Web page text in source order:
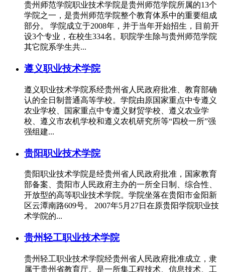
贵州师范学院职业技术学院是贵州师范学院所属的13个
学院之一，是贵州师范学院整个教育体系中的重要组成
部分。 学院成立于2008年，并于当年开始招生，目前开
设3个专业，在校生334名。职院学生除与贵州师范学院
其它院系学生共...
遵义职业技术学院
遵义职业技术学院系经贵州省人民政府批准、教育部确
认的全日制普通高等学校。学院由原国家重点中专遵义
农业学校、国家重点中专遵义财贸学校、遵义农业学
校、遵义市农机学校和遵义农机研究所等“四校一所”强
强组建...
贵阳职业技术学院
贵阳职业技术学院是经贵州省人民政府批准，国家教育
部备案、贵阳市人民政府主办的一所全日制、综合性、
开放型的高等职业技术学院。学院坐落在贵阳市金阳新
区云潭南路609号。 2007年5月27日在原贵阳学院职业技
术学院的...
贵州轻工职业技术学院
贵州轻工职业技术学院经贵州省人民政府批准成立，隶
属于贵州省教育厅。是一所集工程技术、信息技术、工